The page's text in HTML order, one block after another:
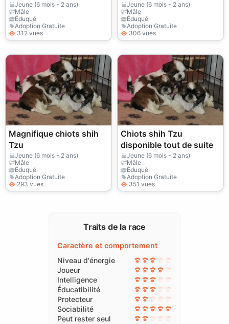
Jeune (6 mois - 2 ans)
Mâle
Éduqué
Adoption Gratuite
312 vues
Jeune (6 mois - 2 ans)
Mâle
Éduqué
Adoption Gratuite
306 vues
Magnifique chiots shih
Tzu
Jeune (6 mois - 2 ans)
Mâle
Éduqué
Adoption Gratuite
293 vues
Chiots shih Tzu
disponible tout de suite
Jeune (6 mois - 2 ans)
Mâle
Éduqué
Adoption Gratuite
351 vues
Traits de la race
Caractère et comportement
Niveau d'énergie
Joueur
Intelligence
Éducatibilité
Protecteur
Sociabilité
Peut rester seul